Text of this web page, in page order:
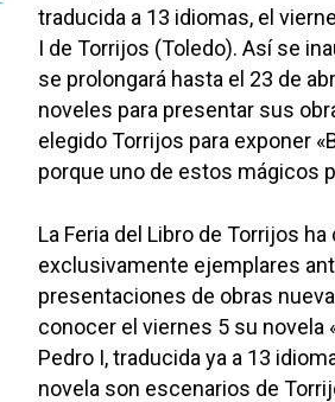
buscar o ESC para cerrar
traducida a 13 idiomas, el
I de Torrijos (Toledo). Así se
se prolongará hasta el 23 de
noveles para presentar sus
elegido Torrijos para exponer
porque uno de estos mágicos
La Feria del Libro de Torrijos
exclusivamente ejemplares
presentaciones de obras
conocer el viernes 5 su novela
Pedro I, traducida ya a 13
novela son escenarios de